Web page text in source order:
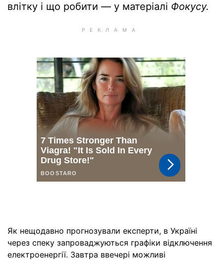
влітку і що робити — у матеріалі Фокусу.
Як нещодавно прогнозували експерти, в Україні
через спеку запроваджуються графіки відключення
електроенергії. Завтра ввечері можливі